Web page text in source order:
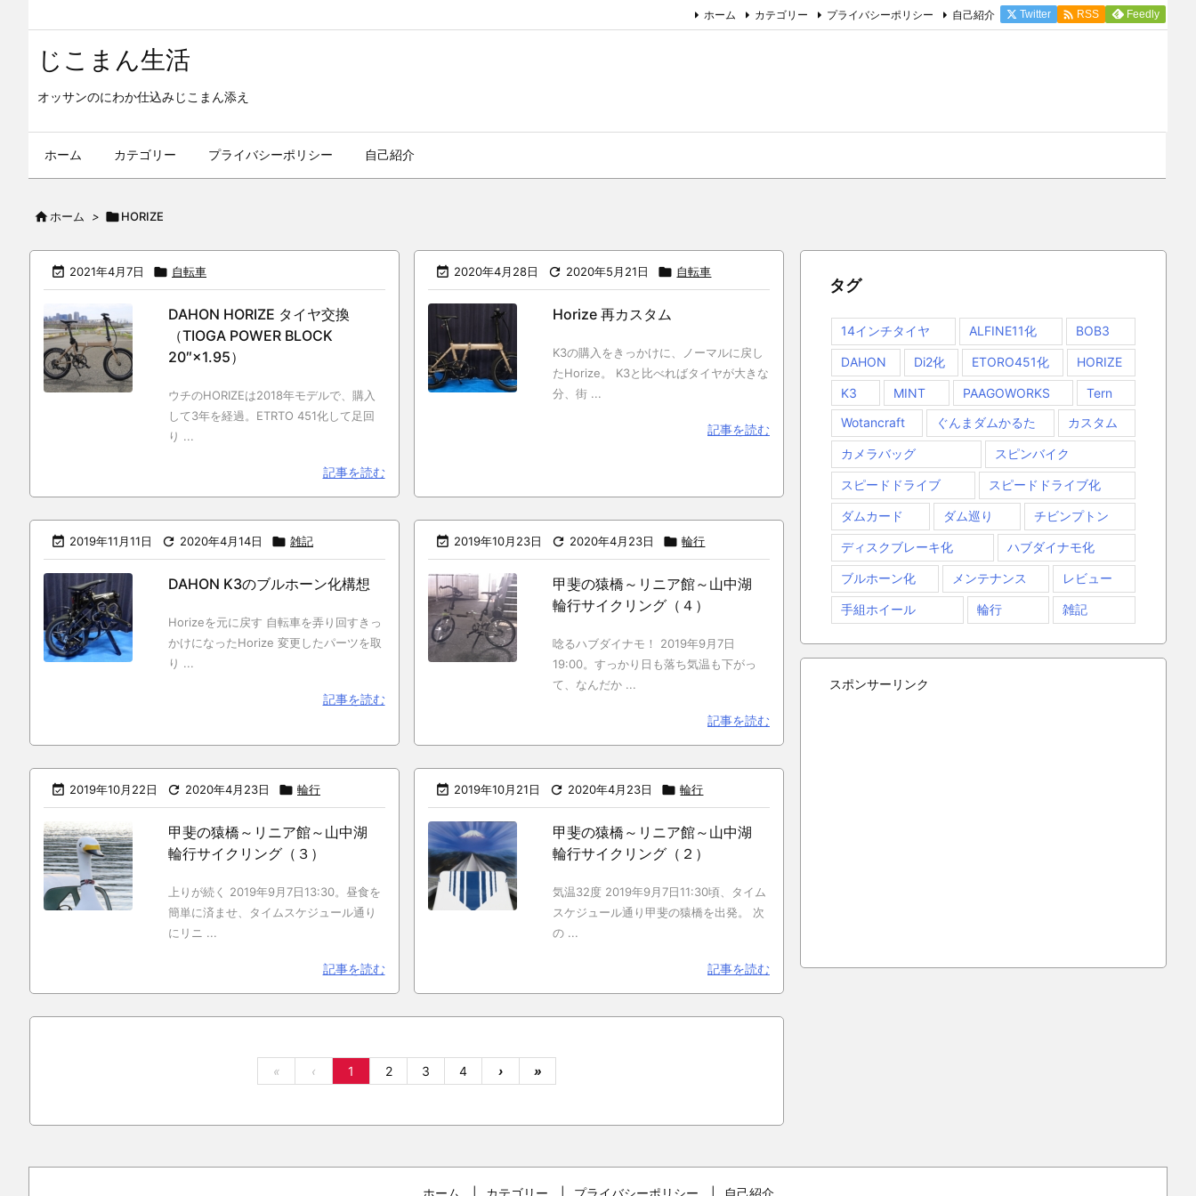
じこまん生活
オッサンのにわか仕込みじこまん添え
ホーム カテゴリー プライバシーポリシー 自己紹介
ホーム カテゴリー プライバシーポリシー 自己紹介 Twitter  RSS Feedly
 ホーム > HORIZE
 2021年4月7日  自転車
DAHON HORIZE タイヤ交換
（TIOGA POWER BLOCK
20″×1.95）
ウチのHORIZEは2018年モデルで、購入
して3年を経過。ETRTO 451化して足回
り ...
記事を読む
 2020年4月28日  2020年5月21日  自転車
Horize 再カスタム
K3の購入をきっかけに、ノーマルに戻し
たHorize。 K3と比べればタイヤが大きな
分、街 ...
記事を読む
 2019年11月11日  2020年4月14日  雑記
DAHON K3のブルホーン化構想
Horizeを元に戻す 自転車を弄り回すきっ
かけになったHorize 変更したパーツを取
り ...
記事を読む
 2019年10月23日  2020年4月23日  輪行
甲斐の猿橋～リニア館～山中湖
輪行サイクリング（４）
唸るハブダイナモ！ 2019年9月7日
19:00。すっかり日も落ち気温も下がっ
て、なんだか ...
記事を読む
 2019年10月22日  2020年4月23日  輪行
甲斐の猿橋～リニア館～山中湖
輪行サイクリング（３）
上りが続く 2019年9月7日13:30。昼食を
簡単に済ませ、タイムスケジュール通り
にリニ ...
記事を読む
 2019年10月21日  2020年4月23日  輪行
甲斐の猿橋～リニア館～山中湖
輪行サイクリング（２）
気温32度 2019年9月7日11:30頃、タイム
スケジュール通り甲斐の猿橋を出発。 次
の ...
記事を読む
« ‹ 1 2 3 4 › »
タグ
14インチタイヤ ALFINE11化 BOB3
DAHON Di2化 ETORO451化 HORIZE
K3 MINT PAAGOWORKS
Tern
Wotancraft
ぐんまダムかるた カスタム
カメラバッグ スピンバイク
スピードドライブ スピードドライブ化
ダムカード ダム巡り チビンプトン
ディスクブレーキ化 ハブダイナモ化
ブルホーン化 メンテナンス レビュー
手組ホイール 輪行 雑記
スポンサーリンク
ホーム カテゴリー プライバシーポリシー 自己紹介